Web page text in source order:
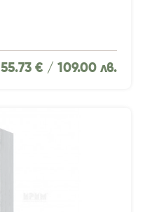
55.73 € / 109.00 лв.